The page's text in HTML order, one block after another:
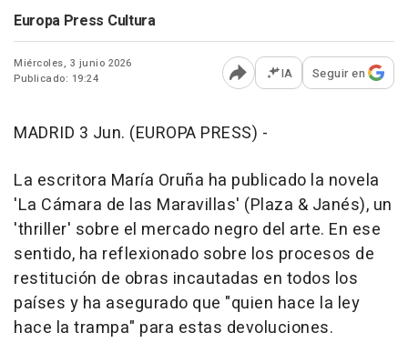
Europa Press Cultura
Miércoles, 3 junio 2026
Publicado: 19:24
Abrir opciones para
IA Seguir en
MADRID 3 Jun. (EUROPA PRESS) -
La escritora María Oruña ha publicado la novela
'La Cámara de las Maravillas' (Plaza & Janés), un
'thriller' sobre el mercado negro del arte. En ese
sentido, ha reflexionado sobre los procesos de
restitución de obras incautadas en todos los
países y ha asegurado que "quien hace la ley
hace la trampa" para estas devoluciones.